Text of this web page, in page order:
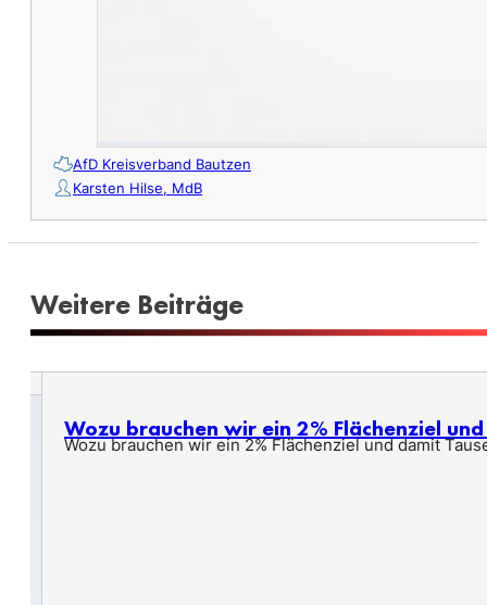
AfD Kreisverband Bautzen
Karsten Hilse, MdB
Weitere Beiträge
Wozu brauchen wir ein 2% Flächenziel
Wozu brauchen wir ein 2% Flächenziel und damit